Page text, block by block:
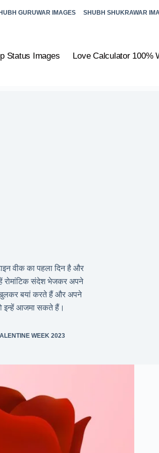
GURUWAR IMAGES SHUBH SHUKRAWAR
Status Images Love Calculator 100%
वीक का पहला दिन है और
रोमांटिक संदेश भेजकर अपने
खुलकर बयां करते हैं और अपने
इन्हें आजमा सकते हैं।
WEEK 2023